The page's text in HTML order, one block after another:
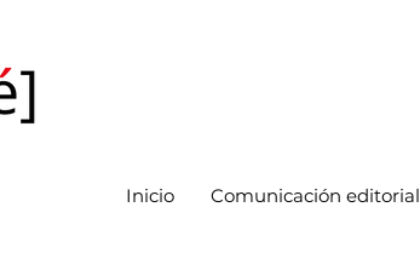
Inicio Comunicación editorial